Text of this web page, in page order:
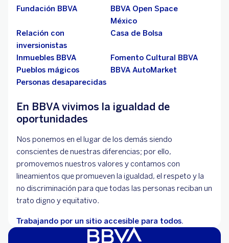
Fundación BBVA
BBVA Open Space
México
Relación con
inversionistas
Casa de Bolsa
Inmuebles BBVA
Fomento Cultural BBVA
Pueblos mágicos
BBVA AutoMarket
Personas desaparecidas
En BBVA vivimos la igualdad de
oportunidades
Nos ponemos en el lugar de los demás siendo
conscientes de nuestras diferencias; por ello,
promovemos nuestros valores y contamos con
lineamientos que promueven la igualdad, el respeto y la
no discriminación para que todas las personas reciban un
trato digno y equitativo.
Trabajando por un sitio accesible para todos.